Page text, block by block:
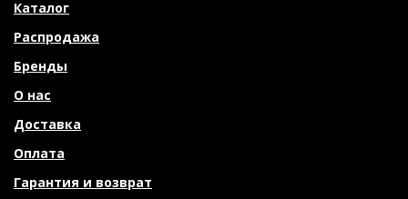
Каталог
Распродажа
Бренды
О нас
Доставка
Оплата
Гарантия и возврат